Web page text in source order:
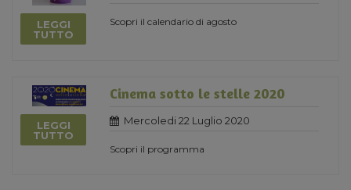
LEGGI
TUTTO
Scopri il calendario di agosto
LEGGI
TUTTO
Cinema sotto le stelle 2020
Mercoledi 22 Luglio 2020
Scopri il programma